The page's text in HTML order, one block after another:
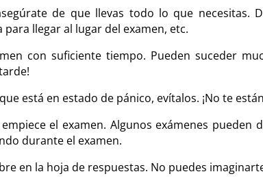
de que llevas todo lo que necesitas.
llegar al lugar del examen, etc.
con suficiente tiempo. Pueden suceder
está en estado de pánico, evítalos. ¡No te
el examen. Algunos exámenes pueden
durante el examen.
en la hoja de respuestas. No puedes